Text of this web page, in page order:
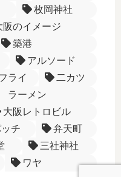
枚岡神社
阪のイメージ
築港
アルソード
ライ
二カツ
ラーメン
大阪レトロビル
チ
弁天町
三社神社
ワヤ